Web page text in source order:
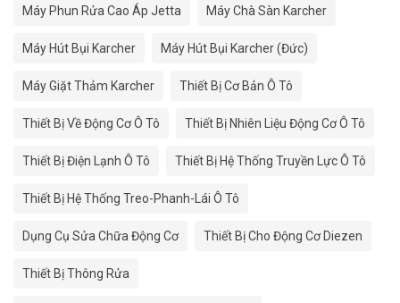
Máy Phun Rửa Cao Áp Jetta Máy Chà Sàn Karcher
Máy Hút Bụi Karcher Máy Hút Bụi Karcher (Đức)
Máy Giặt Thảm Karcher Thiết Bị Cơ Bản Ô Tô
Thiết Bị Về Động Cơ Ô Tô Thiết Bị Nhiên Liệu Động Cơ Ô Tô
Thiết Bị Điện Lạnh Ô Tô Thiết Bị Hệ Thống Truyền Lực Ô Tô
Thiết Bị Hệ Thống Treo-Phanh-Lái Ô Tô
Dụng Cụ Sửa Chữa Động Cơ Thiết Bị Cho Động Cơ Diezen
Thiết Bị Thông Rửa